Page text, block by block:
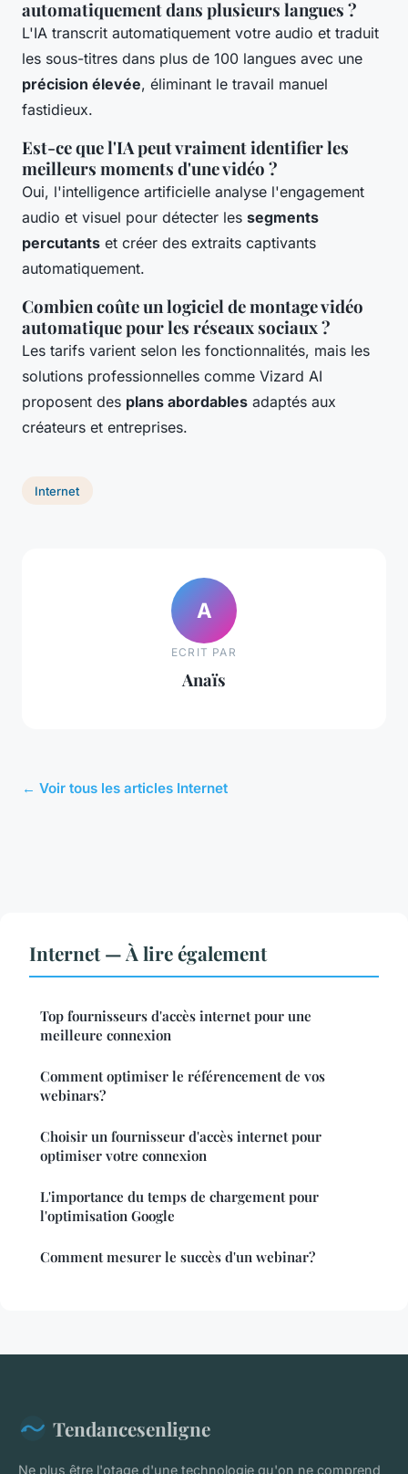
automatiquement dans plusieurs langues ?
L'IA transcrit automatiquement votre audio et traduit
les sous-titres dans plus de 100 langues avec une
précision élevée, éliminant le travail manuel
fastidieux.
Est-ce que l'IA peut vraiment identifier les
meilleurs moments d'une vidéo ?
Oui, l'intelligence artificielle analyse l'engagement
audio et visuel pour détecter les segments
percutants et créer des extraits captivants
automatiquement.
Combien coûte un logiciel de montage vidéo
automatique pour les réseaux sociaux ?
Les tarifs varient selon les fonctionnalités, mais les
solutions professionnelles comme Vizard AI
proposent des plans abordables adaptés aux
créateurs et entreprises.
Internet
A
ECRIT PAR
Anaïs
← Voir tous les articles Internet
Internet — À lire également
Top fournisseurs d'accès internet pour une
meilleure connexion
Comment optimiser le référencement de vos
webinars?
Choisir un fournisseur d'accès internet pour
optimiser votre connexion
L'importance du temps de chargement pour
l'optimisation Google
Comment mesurer le succès d'un webinar?
Tendancesenligne
Ne plus être l'otage d'une technologie qu'on ne comprend